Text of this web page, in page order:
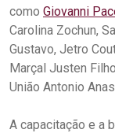
como Giovanni
Carolina Zochun,
Gustavo, Jetro
Marçal Justen
União Antonio
A capacitação e a